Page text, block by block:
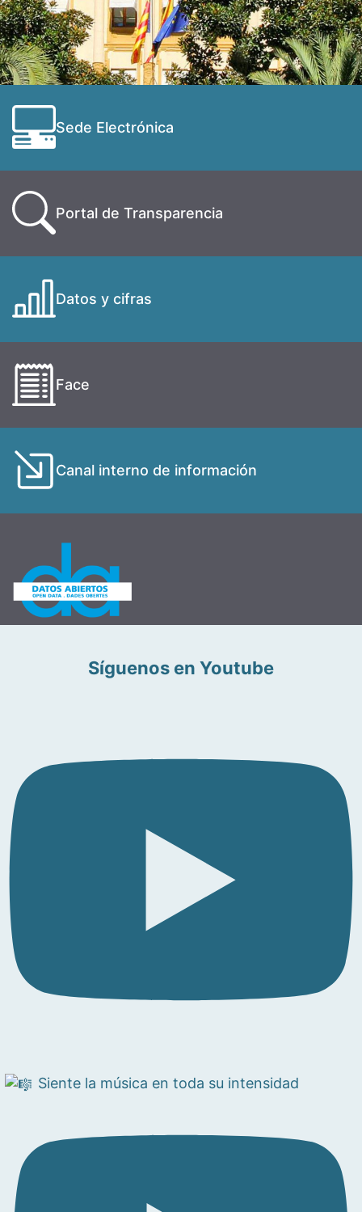
Sede Electrónica
Portal de Transparencia
Datos y cifras
Face
Canal interno de información
Síguenos en Youtube
Siente la música en toda su intensidad